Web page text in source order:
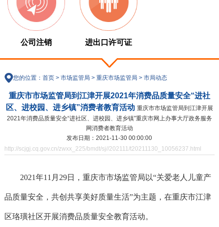
公司注销 进出口许可证
您的位置： 首页> 市场监管局 > 重庆市场监管局 > 市局动态
重庆市市场监管局到江津开展2021年消费品质量安全“进社
区、进校园、进乡镇”消费者教育活动 重庆市市场监管局到江津开展
2021年消费品质量安全“进社区、进校园、进乡镇”重庆市网上办事大厅政务服务
网消费者教育活动
发布日期：2021-11-30 00:00:00
http://scjgj.cq.gov.cn/zwxx_225/bmdt/sj//202111/t20211130_10056237.html
2021年11月29日，重庆市市场监管局以“关爱老人儿童产
品质量安全，共创共享美好质量生活”为主题，在重庆市江津
区珞璜社区开展消费品质量安全教育活动。